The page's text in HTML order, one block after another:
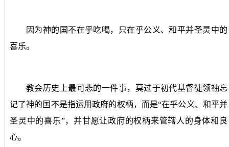
因为神的国不在乎吃喝，只在乎公义、和平并圣灵中的
喜乐。
教会历史上最可悲的一件事，莫过于初代基督徒领袖忘
记了神的国不是指运用政府的权柄，而是“在乎公义、和平并
圣灵中的喜乐”，并甘愿让政府的权柄来管辖人的身体和良
心。